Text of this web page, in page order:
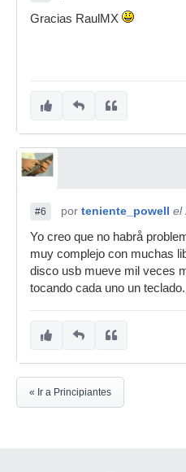
Gracias RaulMX
#6 por teniente_powell el
Yo creo que no habrå
muy complejo con muchas
disco usb mueve mil veces
tocando cada uno un teclado.
« Ir a Principiantes